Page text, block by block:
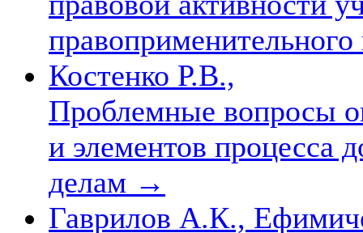
Костенко Р.В.,
Проблемные вопросы
и элементов процесса
делам →
Гаврилов А.К.,